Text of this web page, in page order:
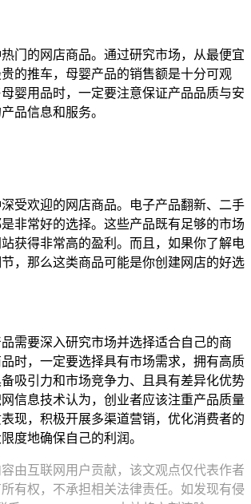
门的网店商品。通过研究市场，从最便宜
的推车，母婴产品的销售额是十分可观
婴用品时，一定要注意保证产品品质与安
品信息和服务。
受欢迎的网店商品。电子产品翻新、二手
非常好的选择。这些产品既有足够的市场
获得非常高的盈利。而且，如果你了解电
，那么这类商品可能是你创建网店的好选
需要深入研究市场并选择适合自己的商
时，一定要选择具有市场需求，拥有高质
吸引力和市场竞争力、且具有差异化优势
信息技术认为，创业者应该注重产品质量
现，积极开展多渠道营销，优化消费者的
度地确保自己的利润。
由互联网用户贡献，该文观点仅代表作者
有权，不承担相关法律责任。如发现有侵